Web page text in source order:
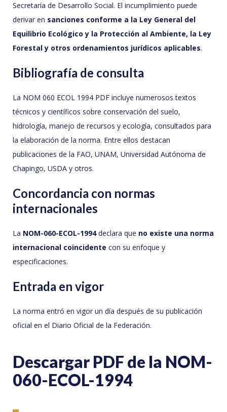
Secretaría de Desarrollo Social. El incumplimiento puede
derivar en sanciones conforme a la Ley General del
Equilibrio Ecológico y la Protección al Ambiente, la Ley
Forestal y otros ordenamientos jurídicos aplicables.
Bibliografía de consulta
La NOM 060 ECOL 1994 PDF incluye numerosos textos
técnicos y científicos sobre conservación del suelo,
hidrología, manejo de recursos y ecología, consultados para
la elaboración de la norma. Entre ellos destacan
publicaciones de la FAO, UNAM, Universidad Autónoma de
Chapingo, USDA y otros.
Concordancia con normas
internacionales
La NOM-060-ECOL-1994declara que no existe una norma
internacional coincidente con su enfoque y
especificaciones.
Entrada en vigor
La norma entró en vigor un día después de su publicación
oficial en el Diario Oficial de la Federación.
Descargar PDF de la NOM-
060-ECOL-1994